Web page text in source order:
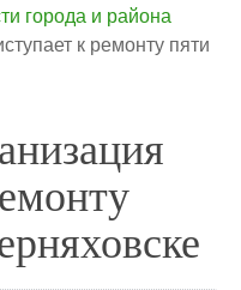
города и района
к ремонту пяти